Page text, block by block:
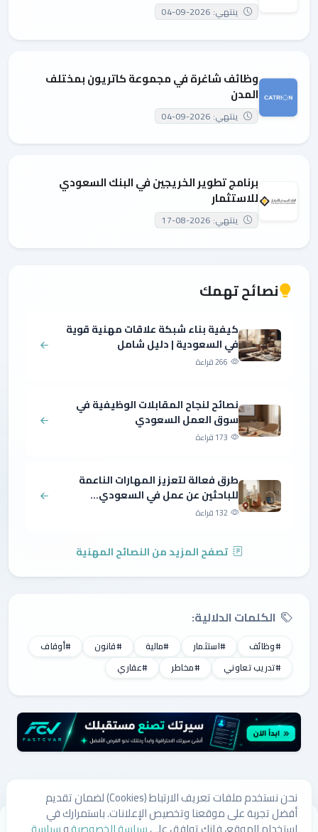
ينتهي: 2026-09-04
وظائف شاغرة في مجموعة كاتريون بمختلف
المدن
ينتهي: 2026-09-04
برنامج تطوير الخريجين في البنك السعودي
للاستثمار
ينتهي: 2026-08-17
نصائح تهمك
كيفية بناء شبكة علاقات مهنية قوية
في السعودية | دليل شامل
266 قراءة
نصائح لنجاح المقابلات الوظيفية في
سوق العمل السعودي
173 قراءة
طرق فعالة لتعزيز المهارات الناعمة
للباحثين عن عمل في السعودي...
132 قراءة
تصفح المزيد من النصائح المهنية
الكلمات الدلالية:
#وظائف #استثمار #مالية #قانون
#أوقاف
#تدريب تعاوني
#مخاطر #عقاري
من نحناتصل بناسياسة الخصوصيةسياسة ملفات الارتباط
نحن نستخدم ملفات تعريف الارتباط (Cookies) لضمان تقديم
أفضل تجربة على موقعنا وتخصيص الإعلانات. باستمرارك في